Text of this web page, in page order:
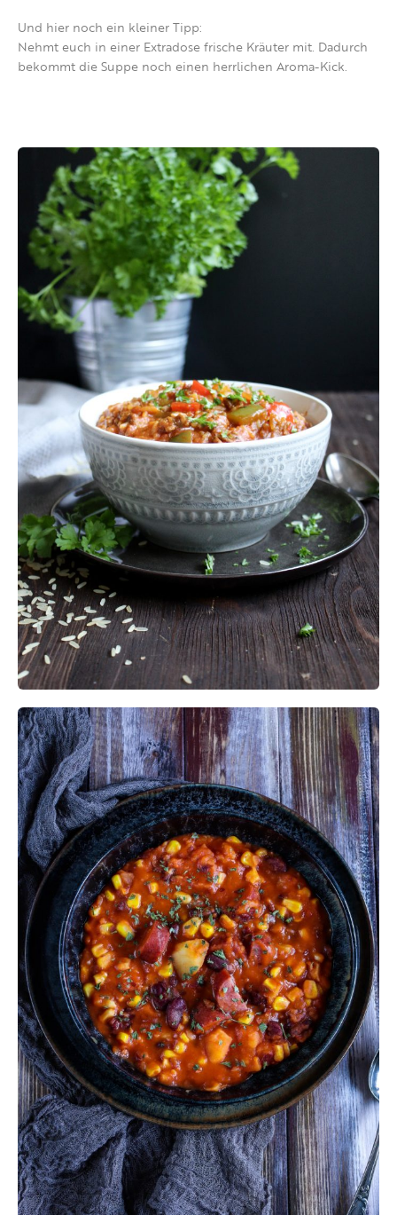
Und hier noch ein kleiner Tipp:
Nehmt euch in einer Extradose frische Kräuter mit. Dadurch
bekommt die Suppe noch einen herrlichen Aroma-Kick.